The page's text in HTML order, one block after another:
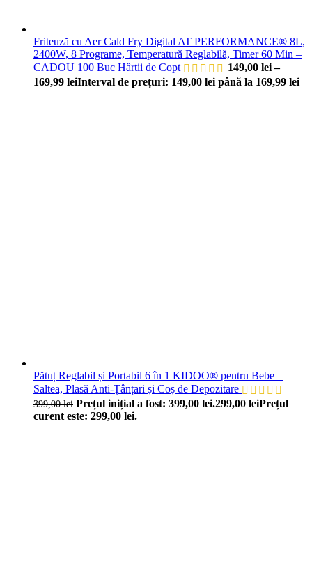
Friteuză cu Aer Cald Fry Digital AT PERFORMANCE® 8L,
2400W, 8 Programe, Temperatură Reglabilă, Timer 60 Min –
CADOU 100 Buc Hârtii de Copt
149,00 lei –
169,99 leiInterval de prețuri: 149,00 lei până la 169,99 lei
Pătuț Reglabil și Portabil 6 în 1 KIDOO® pentru Bebe –
Saltea, Plasă Anti-Țânțari și Coș de Depozitare
399,00lei Prețul inițial a fost: 399,00 lei.299,00 leiPrețul
curent este: 299,00 lei.